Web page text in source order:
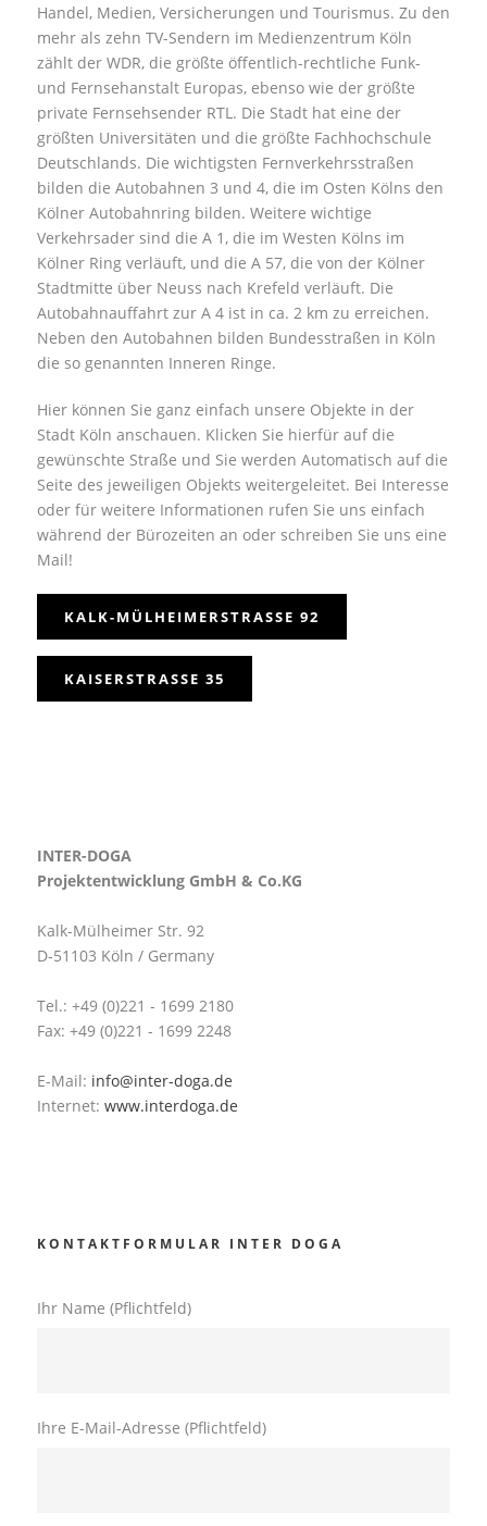
Handel, Medien, Versicherungen und Tourismus. Zu den
mehr als zehn TV-Sendern im Medienzentrum Köln
zählt der WDR, die größte öffentlich-rechtliche Funk-
und Fernsehanstalt Europas, ebenso wie der größte
private Fernsehsender RTL. Die Stadt hat eine der
größten Universitäten und die größte Fachhochschule
Deutschlands. Die wichtigsten Fernverkehrsstraßen
bilden die Autobahnen 3 und 4, die im Osten Kölns den
Kölner Autobahnring bilden. Weitere wichtige
Verkehrsader sind die A 1, die im Westen Kölns im
Kölner Ring verläuft, und die A 57, die von der Kölner
Stadtmitte über Neuss nach Krefeld verläuft. Die
Autobahnauffahrt zur A 4 ist in ca. 2 km zu erreichen.
Neben den Autobahnen bilden Bundesstraßen in Köln
die so genannten Inneren Ringe.
Hier können Sie ganz einfach unsere Objekte in der
Stadt Köln anschauen. Klicken Sie hierfür auf die
gewünschte Straße und Sie werden Automatisch auf die
Seite des jeweiligen Objekts weitergeleitet. Bei Interesse
oder für weitere Informationen rufen Sie uns einfach
während der Bürozeiten an oder schreiben Sie uns eine
Mail!
KALK-MÜLHEIMERSTRASSE 92
KAISERSTRASSE 35
INTER-DOGA
Projektentwicklung GmbH & Co.KG
Kalk-Mülheimer Str. 92
D-51103 Köln / Germany
Tel.: +49 (0)221 - 1699 2180
Fax: +49 (0)221 - 1699 2248
E-Mail: info@inter-doga.de
Internet: www.interdoga.de
KONTAKTFORMULAR INTER DOGA
Ihr Name (Pflichtfeld)
Ihre E-Mail-Adresse (Pflichtfeld)